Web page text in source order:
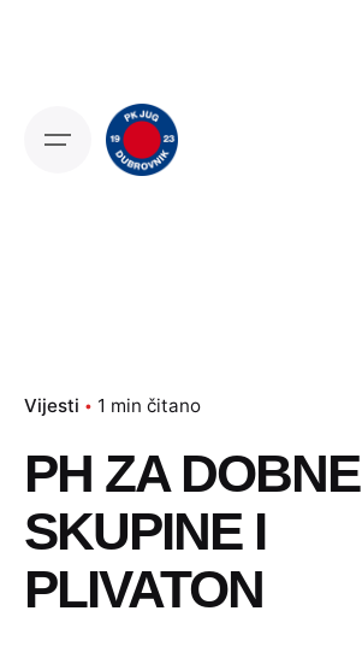
Vijesti 1 min čitano
PH ZA DOBNE
SKUPINE I
PLIVATON